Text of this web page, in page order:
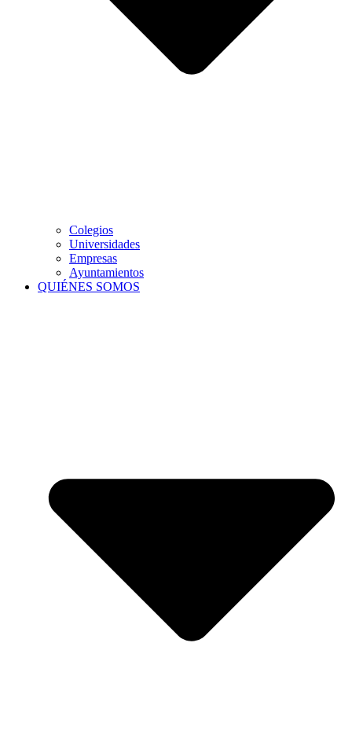
Colegios
Universidades
Empresas
Ayuntamientos
QUIÉNES SOMOS